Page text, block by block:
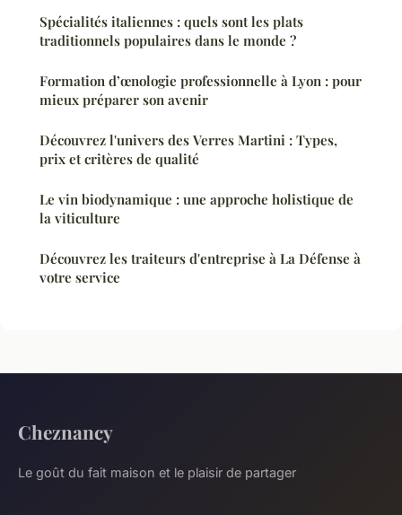
Spécialités italiennes : quels sont les plats
traditionnels populaires dans le monde ?
Formation d’œnologie professionnelle à Lyon : pour
mieux préparer son avenir
Découvrez l'univers des Verres Martini : Types,
prix et critères de qualité
Le vin biodynamique : une approche holistique de
la viticulture
Découvrez les traiteurs d'entreprise à La Défense à
votre service
Cheznancy
Le goût du fait maison et le plaisir de partager